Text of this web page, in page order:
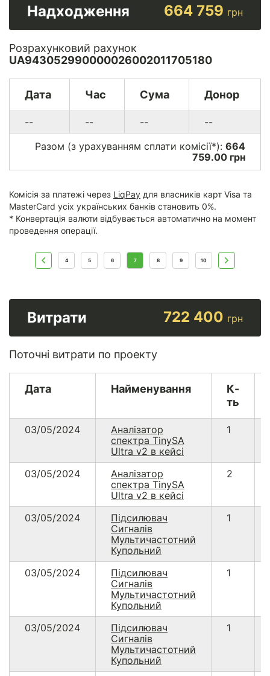
Надходження 664 759 грн
Розрахунковий рахунок
UA943052990000026002011705180
Дата Час Сума Донор
-- -- --
--
Разом (з урахуванням сплати комісії*): 664
759.00 грн
Комісія за платежі через LiqPay для власників карт Visa та
MasterCard усіх українських банків становить 0%.
* Конвертація валюти відбувається автоматично на момент
проведення операції.
4 5 6 7 8 9 10
Витрати 722 400 грн
Поточні витрати по проекту
Дата Найменування
К-
ть
03/05/2024
Аналізатор
спектра TinySA
Ultra v2 в кейсі
1
03/05/2024
Аналізатор
спектра TinySA
Ultra v2 в кейсі
2
03/05/2024
Підсилювач
Сигналів
Мультичастотний
Купольний
1
03/05/2024
Підсилювач
Сигналів
Мультичастотний
Купольний
1
03/05/2024
Підсилювач
Сигналів
Мультичастотний
Купольний
1